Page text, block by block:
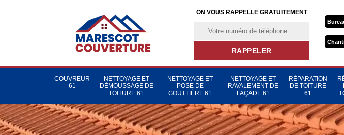
ON VOUS RAPPELLE GRATUITEMENT
COUVREUR
61
NETTOYAGE ET
DÉMOUSSAGE DE
TOITURE 61
NETTOYAGE ET
POSE DE
GOUTTIÈRE 61
NETTOYAGE ET
RAVALEMENT DE
FAÇADE 61
RÉPARATION
DE TOITURE
61